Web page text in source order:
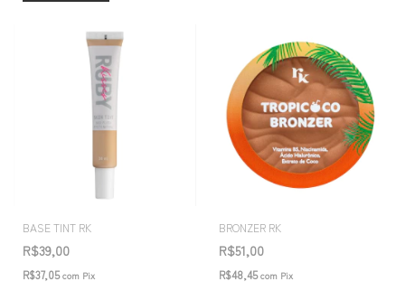
BASE TINT RK
R$39,00
R$37,05com Pix
BRONZER RK
R$51,00
R$48,45com Pix